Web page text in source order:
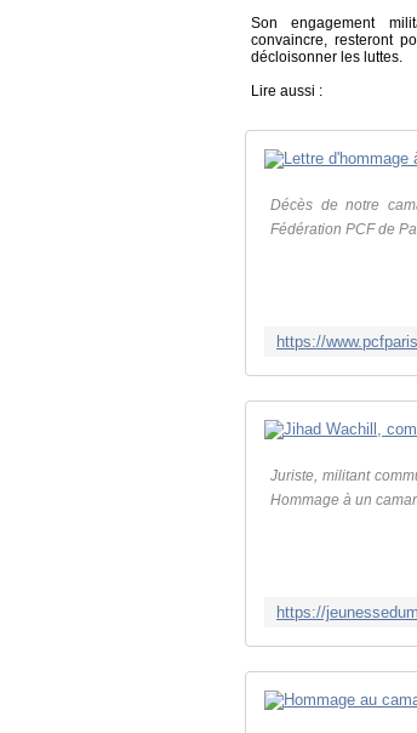
Son engagement
convaincre, resteront
décloisonner les luttes.
Lire aussi :
Décès de notre
Fédération PCF de
Juriste, militant
Hommage à un